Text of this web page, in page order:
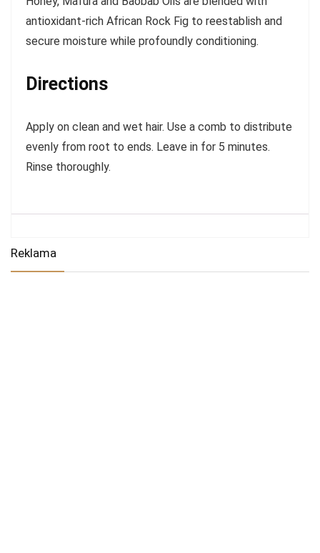
antioxidant-rich African Rock Fig to reestablish and
secure moisture while profoundly conditioning.
Directions
Apply on clean and wet hair. Use a comb to distribute
evenly from root to ends. Leave in for 5 minutes.
Rinse thoroughly.
Reklama